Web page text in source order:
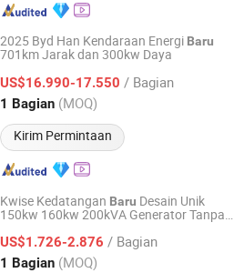
2025 Byd Han Kendaraan Energi Baru
701km Jarak dan 300kw Daya
US$16.990-17.550 / Bagian
1 Bagian (MOQ)
Kirim Permintaan
Sales Service Co., Ltd.
Harga mulai 2026
Kwise Kedatangan Baru Desain Unik
150kw 160kw 200kVA Generator Tanpa
Daya Pertanian Afrika Penjualan Panas
dengan Logo OEM Dicetak
US$1.726-2.876 / Bagian
1 Bagian (MOQ)
Ltd.
Harga mulai 2022